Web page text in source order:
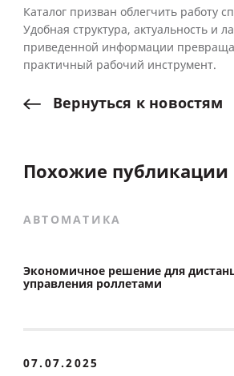
Каталог призван облегчить работу
Удобная структура, актуальность и
приведенной информации
практичный рабочий инструмент.
Вернуться к новостям
Похожие публикации
АВТОМАТИКА
Экономичное решение для
управления роллетами
07.07.2025